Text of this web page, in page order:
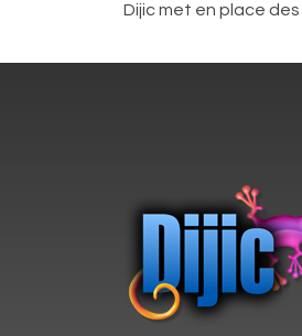
Dijic met en place des